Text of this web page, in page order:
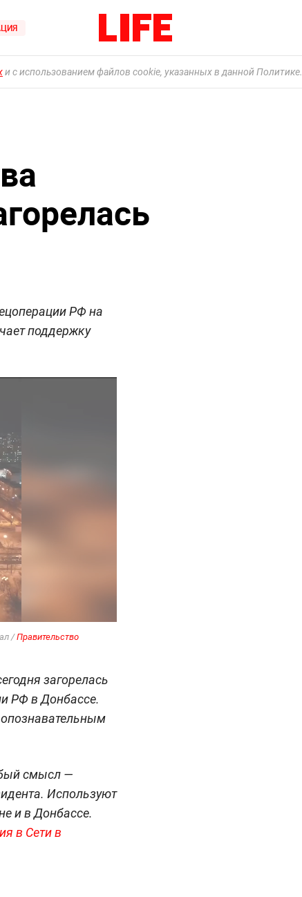
и с использованием файлов cookie, указанных в данной Политике.
РФ на
поддержку
/Правительство
загорелась
РФ в Донбассе.
смысл —
Используют
и в Донбассе.
в Сети в